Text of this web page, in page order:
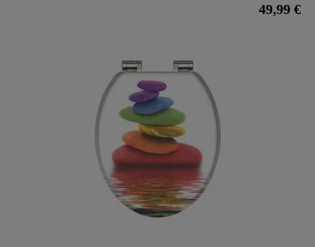
49,99 €